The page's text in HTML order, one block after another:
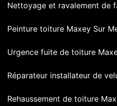
Nettoyage et ravalement de
Peinture toiture Maxey Sur
Urgence fuite de toiture
Réparateur installateur de
Rehaussement de toiture